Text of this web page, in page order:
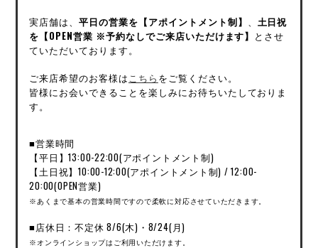
実店舗は、平日の営業を【アポイントメント制】 、 土日祝
を【OPEN営業 ※予約なしでご来店いただけます】 とさせ
ていただいております。
ご来店希望のお客様はこちら をご覧ください。
皆様にお会いできることを楽しみにお待ちいたしておりま
す。
■営業時間
【平日】13:00-22:00(アポイントメント制)
【土日祝】10:00-12:00(アポイントメント制) / 12:00-
20:00(OPEN営業)
※あくまで基本の営業時間ですので柔軟に対応させていただきます。
■店休日：不定休 8/6(木)・8/24(月)
※オンラインショップはご利用いただけます。